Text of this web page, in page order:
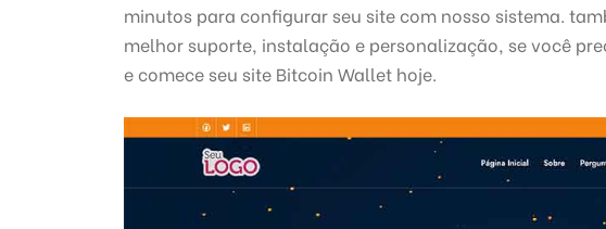
minutos para configurar seu site com nosso sistema.
melhor suporte, instalação e personalização, se você
e comece seu site Bitcoin Wallet hoje.